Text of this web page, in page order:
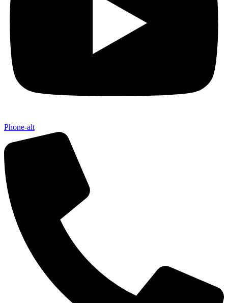
Phone-alt